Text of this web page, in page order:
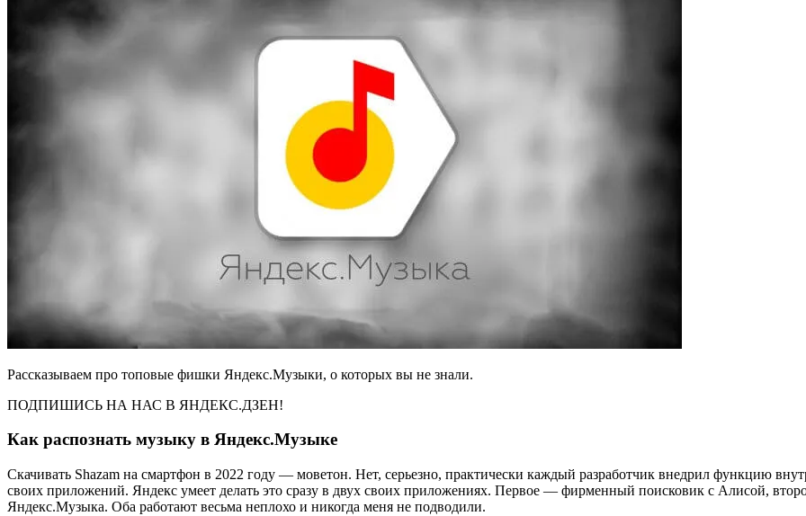
Рассказываем про топовые фишки Яндекс.Музыки, о которых вы не знали.
ПОДПИШИСЬ НА НАС В ЯНДЕКС.ДЗЕН!
Как распознать музыку в Яндекс.Музыке
Скачивать Shazam на смартфон в 2022 году — моветон. Нет, серьезно, практически каждый разработчик внедрил функцию
своих приложений. Яндекс умеет делать это сразу в двух своих приложениях. Первое — фирменный поисковик с Алисой,
Яндекс.Музыка. Оба работают весьма неплохо и никогда меня не подводили.